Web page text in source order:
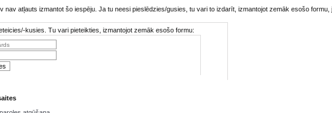
nav atļauts izmantot šo iespēju. Ja tu neesi pieslēdzies/gusies, tu vari to izdarīt, izmantojot zemāk esošo formu,
kusies. Tu vari pieteikties, izmantojot zemāk esošo formu: